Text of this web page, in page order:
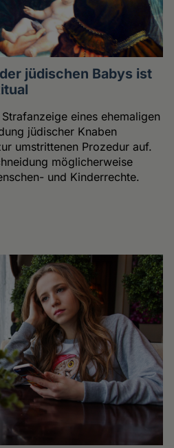
jüdischen Babys ist
eines ehemaligen
jüdischer Knaben
umstrittenen Prozedur auf.
möglicherweise
und Kinderrechte.